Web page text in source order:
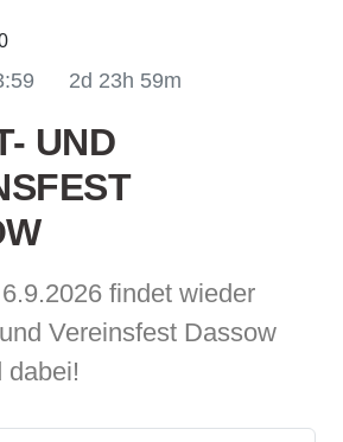
2d 23h 59m
UND
findet wieder
Vereinsfest Dassow
dabei!